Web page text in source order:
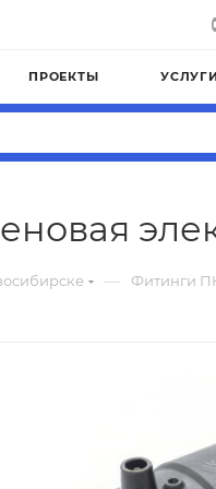
ПРОЕКТЫ УСЛУГИ
— Фитинги